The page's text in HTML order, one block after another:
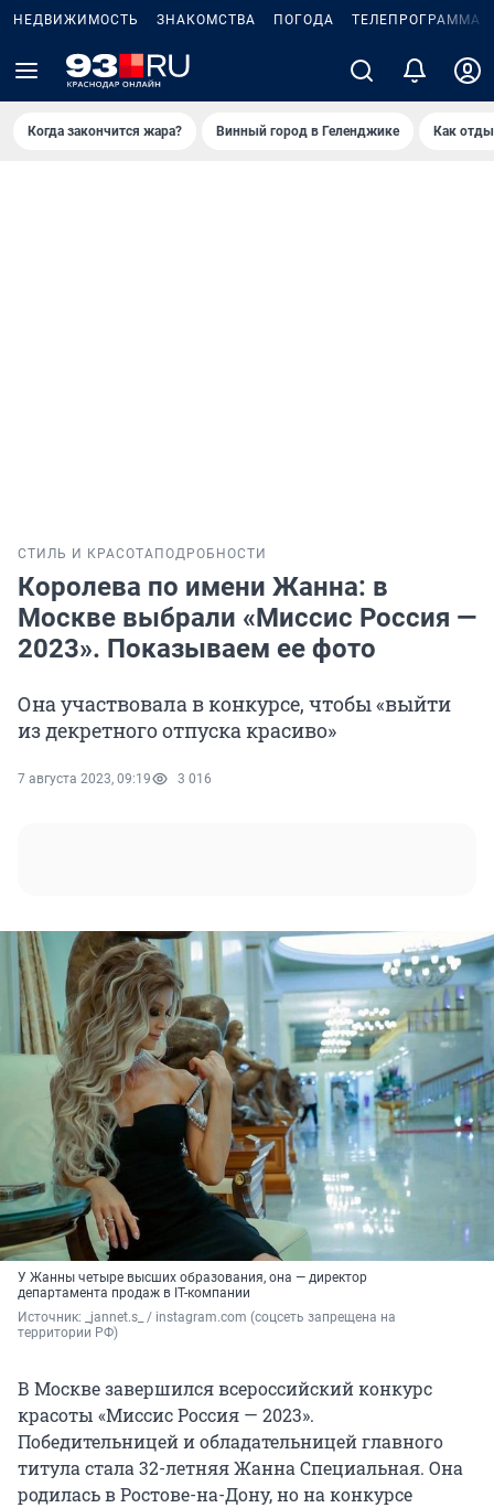
НЕДВИЖИМОСТЬ ЗНАКОМСТВА ПОГОДА ТЕЛЕПРОГРАММА
Когда закончится жара? Винный город в Геленджике Как
СТИЛЬ И КРАСОТА ПОДРОБНОСТИ
Королева по имени Жанна: в
Москве выбрали «Миссис Россия —
2023». Показываем ее фото
Она участвовала в конкурсе, чтобы «выйти
из декретного отпуска красиво»
7 августа 2023, 09:19 3 016
У Жанны четыре высших образования, она — директор
департамента продаж в IT-компании
Источник:
_jannet.s_ / instagram.com (соцсеть запрещена на
территории РФ)
В Москве завершился всероссийский конкурс
красоты «Миссис Россия — 2023».
Победительницей и обладательницей главного
титула стала 32-летняя Жанна Специальная. Она
родилась в Ростове-на-Дону, но на конкурсе